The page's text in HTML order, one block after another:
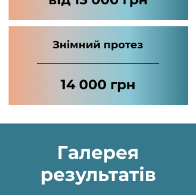
Знімний протез
14 000 грн
Галерея
результатів